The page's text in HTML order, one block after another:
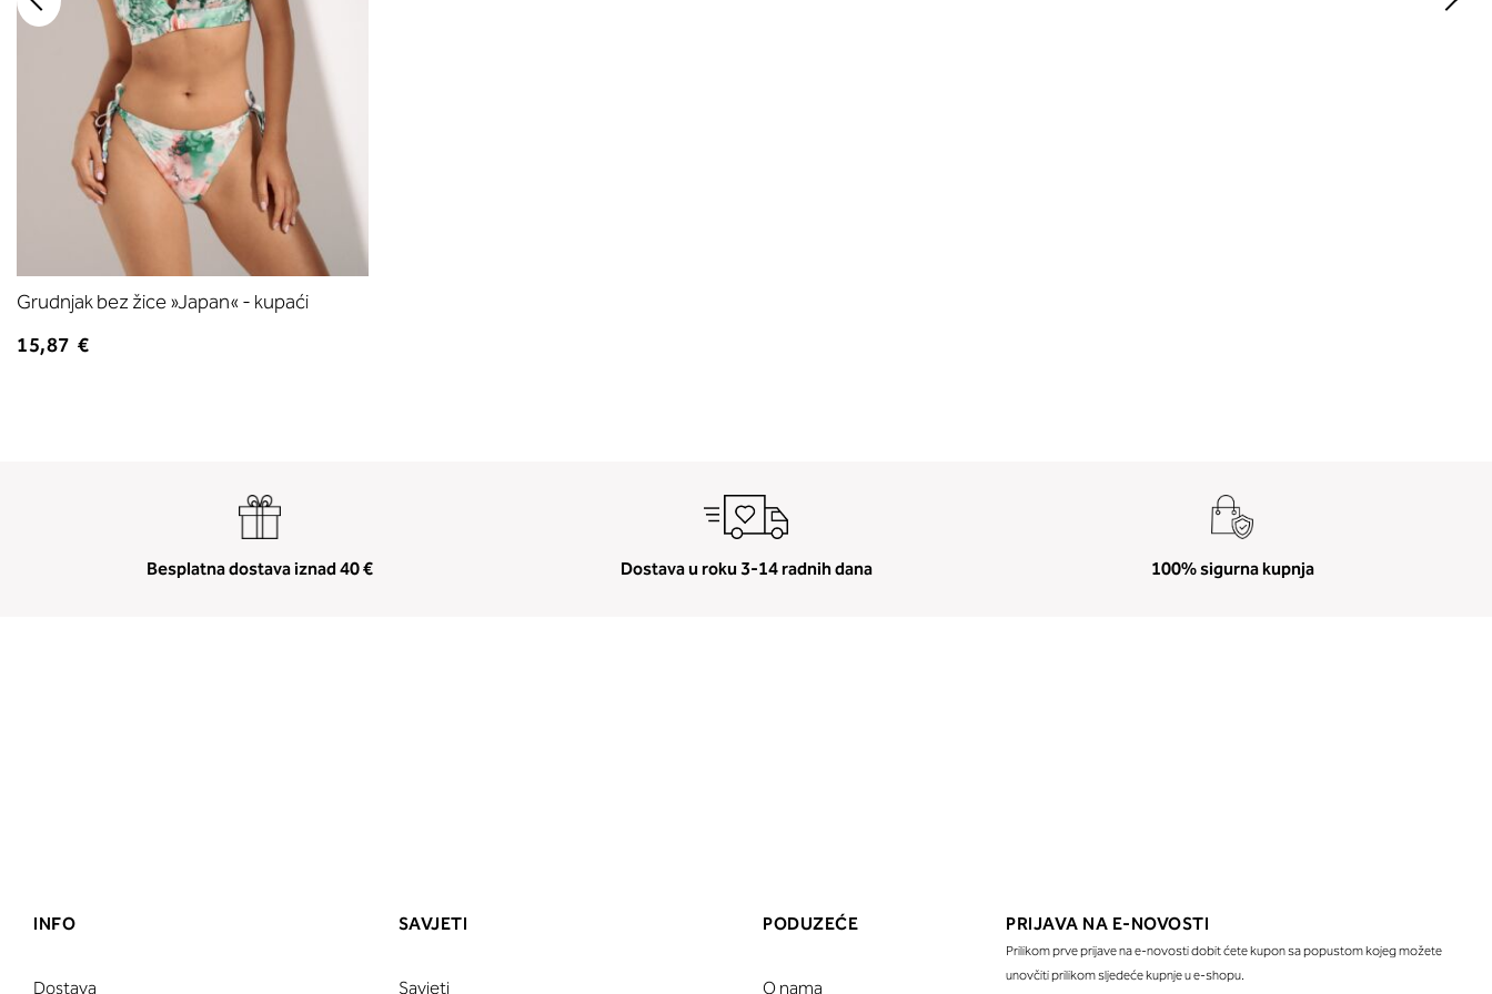
Grudnjak bez žice »Japan« - kupaći
15,87 €
Besplatna dostava iznad 40 € Dostava u roku 3-14 radnih dana 100% sigurna kupnja
INFO
Dostava
SAVJETI
Savjeti
PODUZEĆE
O nama
PRIJAVA NA E-NOVOSTI
Prilikom prve prijave na e-novosti dobit ćete kupon sa popustom kojeg možete
unovčiti prilikom sljedeće kupnje u e-shopu.